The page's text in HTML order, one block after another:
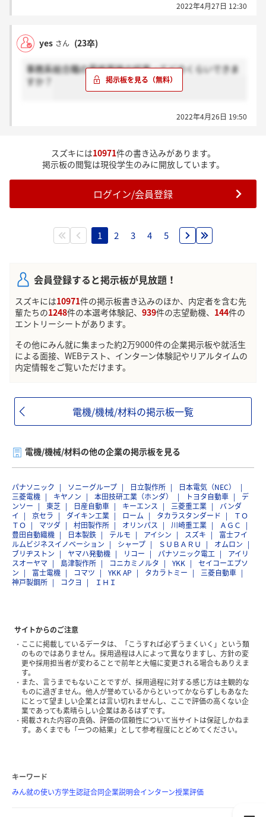
2022年4月27日 12:30
yes さん (23卒)
事務系総合職の最終面接の結果ってどのくらいできま
すか？
2022年4月26日 19:50
スズキには10971件の書き込みがあります。
掲示板の閲覧は現役学生のみに開放しています。
ログイン/会員登録
1 2 3 4 5
会員登録すると掲示板が見放題！
スズキには10971件の掲示板書き込みのほか、内定者を含む先
輩たちの1248件の本選考体験記、 939件の志望動機、 144件の
エントリーシートがあります。
その他にみん就に集まった約2万9000件の企業掲示板や就活生
による面接、WEBテスト、インターン体験記やリアルタイムの
内定情報をご覧いただけます。
電機/機械/材料の掲示板一覧
電機/機械/材料の他の企業の掲示板を見る
パナソニック ソニーグループ 日立製作所
日本電気（NEC）
三菱電機
キヤノン 本田技研工業（ホンダ） トヨタ自動車
デ
ンソー
東芝 日産自動車 キーエンス 三菱重工業
バンダ
イ
京セラ ダイキン工業 ローム タカラスタンダード
ＴＯ
ＴＯ
マツダ 村田製作所 オリンパス 川崎重工業
ＡＧＣ
豊田自動織機
日本製鉄 テルモ アイシン スズキ
富士フイ
ルムビジネスイノベーション
シャープ ＳＵＢＡＲＵ
オムロン
ブリヂストン
ヤマハ発動機 リコー パナソニック電工
アイリ
スオーヤマ
島津製作所 コニカミノルタ YKK
セイコーエプソ
ン
富士電機 コマツ YKK AP タカラトミー
三菱自動車
神戸製鋼所
コクヨ ＩＨＩ
サイトからのご注意
ここに掲載しているデータは、「こうすれば必ずうまくいく」という類
のものではありません。採用過程は人によって異なりますし、方針の変
更や採用担当者が変わることで前年と大幅に変更される場合もありえま
す。
また、言うまでもないことですが、採用過程に対する感じ方は主観的な
ものに過ぎません。他人が誉めているからといってかならずしもあなた
にとって望ましい企業とは言い切れませんし、ここで評価の高くない企
業であっても素晴らしい企業はあるはずです。
掲載された内容の真偽、評価の信頼性について当サイトは保証しかねま
す。あくまでも「一つの結果」として参考程度にとどめてください。
キーワード
みん就の使い方学生認証合同企業説明会インターン授業評価